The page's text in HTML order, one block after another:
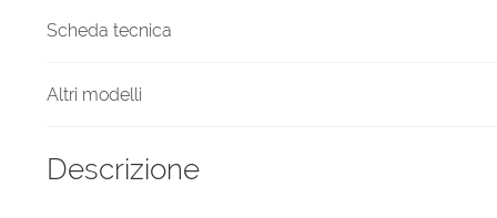
Scheda tecnica
Altri modelli
Descrizione